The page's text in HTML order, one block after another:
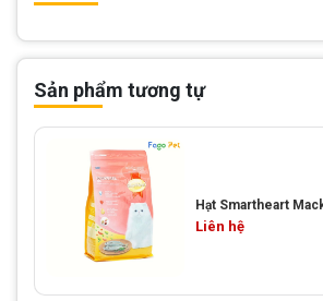
Sản phẩm tương tự
Hạt Smartheart
Liên hệ